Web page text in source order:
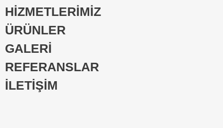
HİZMETLERİMİZ
ÜRÜNLER
GALERİ
REFERANSLAR
İLETİŞİM